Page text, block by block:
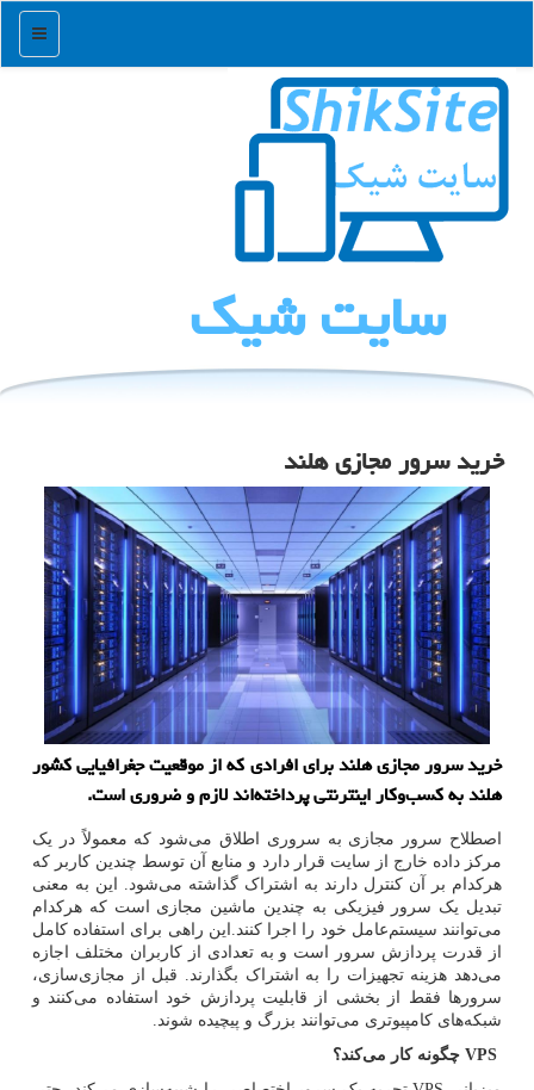
منو
سایت شیك
خرید سرور مجازی هلند
خرید سرور مجازی هلند برای افرادی که از موقعیت جغرافیایی کشور
هلند به کسب‌وکار اینترنتی پرداخته‌اند لازم و ضروری است.
اصطلاح سرور مجازی به سروری اطلاق می‌شود که معمولاً در یک
مرکز داده خارج از سایت قرار دارد و منابع آن توسط چندین کاربر که
هرکدام بر آن کنترل دارند به اشتراک گذاشته می‌شود. این به معنی
تبدیل یک سرور فیزیکی به چندین ماشین مجازی است که هرکدام
می‌توانند سیستم‌عامل خود را اجرا کنند.این راهی برای استفاده کامل
از قدرت پردازش سرور است و به تعدادی از کاربران مختلف اجازه
می‌دهد هزینه تجهیزات را به اشتراک بگذارند. قبل از مجازی‌سازی،
سرورها فقط از بخشی از قابلیت پردازش خود استفاده می‌کنند و
شبکه‌های کامپیوتری می‌توانند بزرگ و پیچیده شوند.
VPS چگونه کار می‌کند؟